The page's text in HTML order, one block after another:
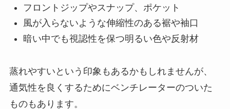
フロントジップやスナップ、ポケット
風が入らないような伸縮性のある裾や袖口
暗い中でも視認性を保つ明るい色や反射材
蒸れやすいという印象もあるかもしれませんが、
通気性を良くするためにベンチレーターのついた
ものもあります。